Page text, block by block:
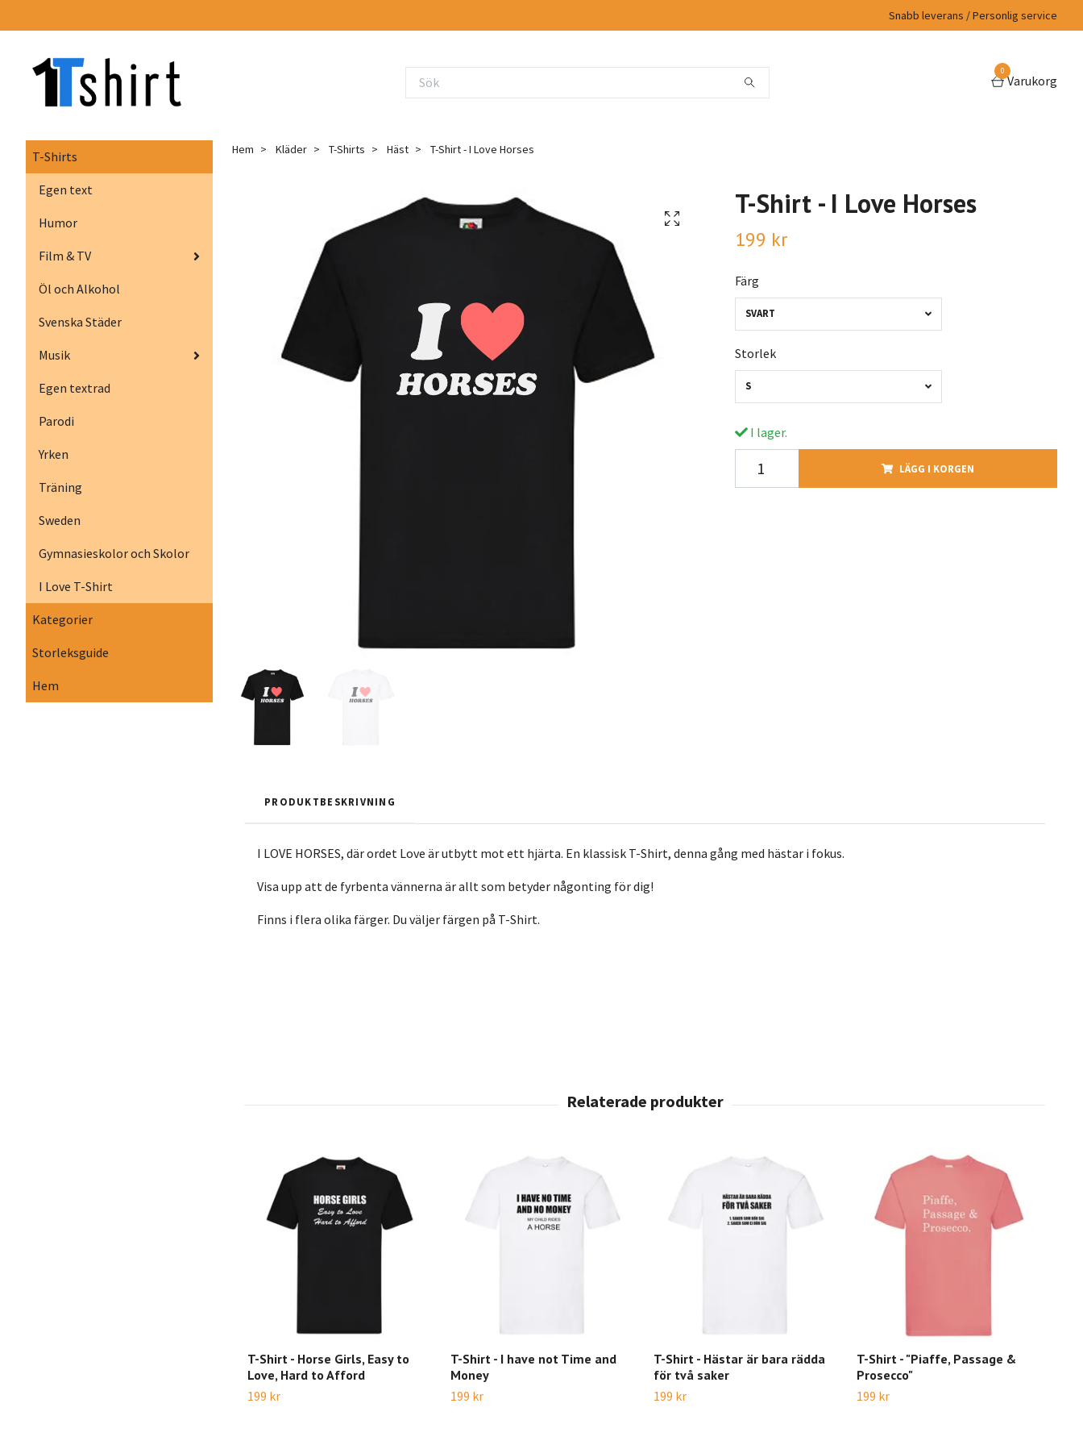
Snabb leverans / Personlig service
0
Varukorg
T-Shirts
Egen text
Humor
Film & TV
Öl och Alkohol
Svenska Städer
Musik
Egen textrad
Parodi
Yrken
Träning
Sweden
Gymnasieskolor och Skolor
I Love T-Shirt
Kategorier
Storleksguide
Hem
Hem Kläder T-Shirts Häst T-Shirt - I Love Horses
T-Shirt - I Love Horses
199 kr
Färg
SVART
Storlek
S
I lager.
LÄGG I KORGEN
PRODUKTBESKRIVNING
I LOVE HORSES, där ordet Love är utbytt mot ett hjärta. En klassisk T-Shirt, denna gång med hästar i fokus.
Visa upp att de fyrbenta vännerna är allt som betyder någonting för dig!
Finns i flera olika färger. Du väljer färgen på T-Shirt.
T-Shirt - Horse Girls, Easy to
Love, Hard to Afford
199 kr
T-Shirt - I have not Time and
Money
199 kr
T-Shirt - Hästar är bara rädda
för två saker
199 kr
T-Shirt - "Piaffe, Passage &
Prosecco"
199 kr